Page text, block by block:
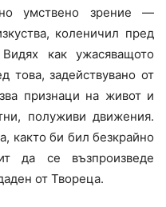
умствено зрение —
коленичил пред
как ужасяващото
това, задействувано от
признаци на живот и
полуживи движения.
както би бил безкрайно
да се възпроизведе
от Твореца.